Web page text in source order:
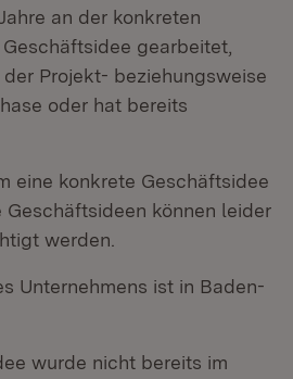
an der konkreten
gearbeitet,
Projekt- beziehungsweise
oder hat bereits
eine konkrete Geschäftsidee
Geschäftsideen können leider
werden.
Unternehmens ist in Baden-
wurde nicht bereits im